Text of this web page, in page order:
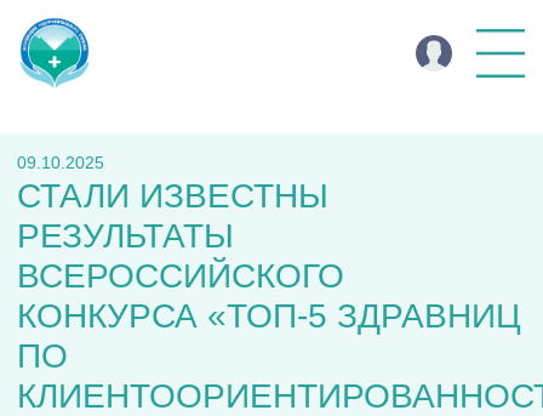
09.10.2025
СТАЛИ ИЗВЕСТНЫ
РЕЗУЛЬТАТЫ
ВСЕРОССИЙСКОГО
КОНКУРСА «ТОП-5 ЗДРАВНИЦ
ПО